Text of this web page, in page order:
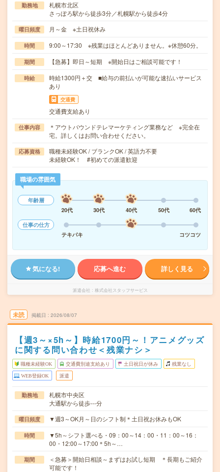
勤務地
札幌市北区
さっぽろ駅から徒歩3分／札幌駅から徒歩4分
曜日頻度 月～金 ※土日祝休み
時間 9:00～17:30 ※残業はほとんどありません。※休憩60分。
期間 【急募】即日～短期 ※開始日はご相談可能です！
時給
時給1300円＋交 ■給与の前払いが可能な速払いサービス
あり
交通費
交通費支給あり
仕事内容
＊アウトバウンドテレマーケティング業務など ※完全在
宅。詳しくはお問い合わせください。
応募資格
職種未経験OK / ブランクOK / 英語力不要
未経験OK！ #初めての派遣歓迎
職場の雰囲気
年齢層
20代
30代 40代 50代
60代
仕事の仕方
テキパキ
コツコツ
気になる! 応募へ進む 詳しく見る
派遣会社 株式会社スタッフサービス
未読 掲載日 2026/08/07
【週3～×5h～】時給1700円～！アニメグッズ
に関する問い合わせ＜残業ナシ＞
職種未経験OK 交通費別途支給あり 土日祝日が休み 残業なし
WEB登録OK 派遣
勤務地
札幌市中央区
大通駅から徒歩---分
曜日頻度 ▼週3～OK月～日のシフト制＊土日祝お休みもOK
時間
▼5h～シフト選べる・09：00～14：00・11：00～16：
00・12:00～17:00＊5h～…
期間
＜急募＞開始日相談～まずはお試し短期 ＊長期もご紹介
可能です！